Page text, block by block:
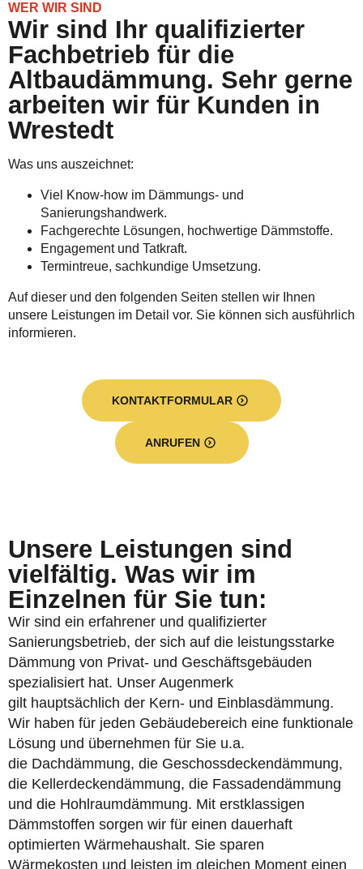
WER WIR SIND
Wir sind Ihr qualifizierter
Fachbetrieb für die
Altbaudämmung. Sehr gerne
arbeiten wir für Kunden in
Wrestedt
Was uns auszeichnet:
Viel Know-how im Dämmungs- und
Sanierungshandwerk.
Fachgerechte Lösungen, hochwertige Dämmstoffe.
Engagement und Tatkraft.
Termintreue, sachkundige Umsetzung.
Auf dieser und den folgenden Seiten stellen wir Ihnen
unsere Leistungen im Detail vor. Sie können sich ausführlich
informieren.
KONTAKTFORMULAR
ANRUFEN
Unsere Leistungen sind
vielfältig. Was wir im
Einzelnen für Sie tun:
Wir sind ein erfahrener und qualifizierter
Sanierungsbetrieb, der sich auf die leistungsstarke
Dämmung von Privat- und Geschäftsgebäuden
spezialisiert hat. Unser Augenmerk
gilt hauptsächlich der Kern- und Einblasdämmung.
Wir haben für jeden Gebäudebereich eine funktionale
Lösung und übernehmen für Sie u.a.
die Dachdämmung, die Geschossdeckendämmung,
die Kellerdeckendämmung, die Fassadendämmung
und die Hohlraumdämmung. Mit erstklassigen
Dämmstoffen sorgen wir für einen dauerhaft
optimierten Wärmehaushalt. Sie sparen
Wärmekosten und leisten im gleichen Moment einen